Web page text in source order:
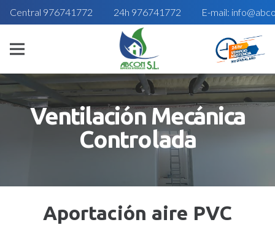
Central 976741772 24h 976741772 E-mail:
Ventilación Mecánica
Controlada
Aportación aire PVC